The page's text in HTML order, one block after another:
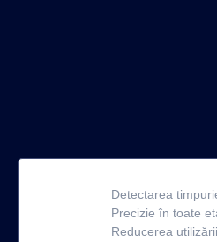
Detectarea
Precizie în toate
Reducerea